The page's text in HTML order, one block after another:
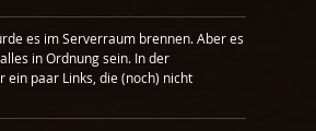
es im Serverraum brennen. Aber es
in Ordnung sein. In der
ein paar Links, die (noch) nicht